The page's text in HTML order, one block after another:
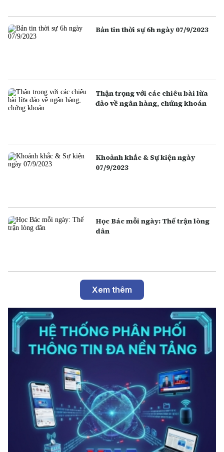
Bản tin thời sự 6h ngày 07/9/2023
Thận trọng với các chiêu bài lừa
đảo về ngân hàng, chứng khoán
Khoảnh khắc & Sự kiện ngày
07/9/2023
Học Bác mỗi ngày: Thế trận lòng
dân
Xem thêm